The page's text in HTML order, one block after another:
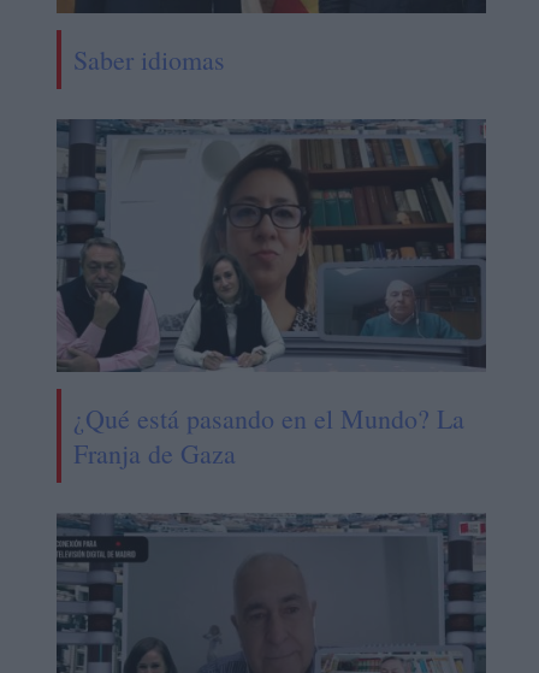
Saber idiomas
¿Qué está pasando en el Mundo? La
Franja de Gaza